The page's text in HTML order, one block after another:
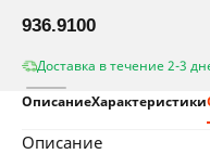
936.9100
Доставка в течение 2-3
ОписаниеХарактеристики
описание